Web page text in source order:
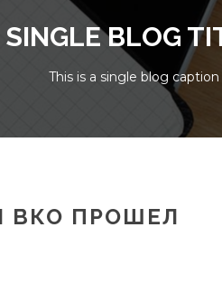
SINGLE BLOG
This is a single blog caption
ВКО ПРОШЕЛ